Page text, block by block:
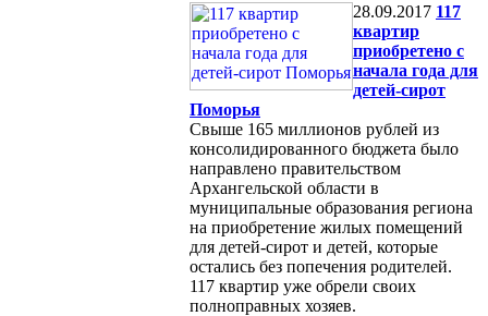
28.09.2017 117
квартир
приобретено c
начала года для
детей-сирот
Поморья
Свыше 165 миллионов рублей из
консолидированного бюджета было
направлено правительством
Архангельской области в
муниципальные образования региона
на приобретение жилых помещений
для детей-сирот и детей, которые
остались без попечения родителей.
117 квартир уже обрели своих
полноправных хозяев.